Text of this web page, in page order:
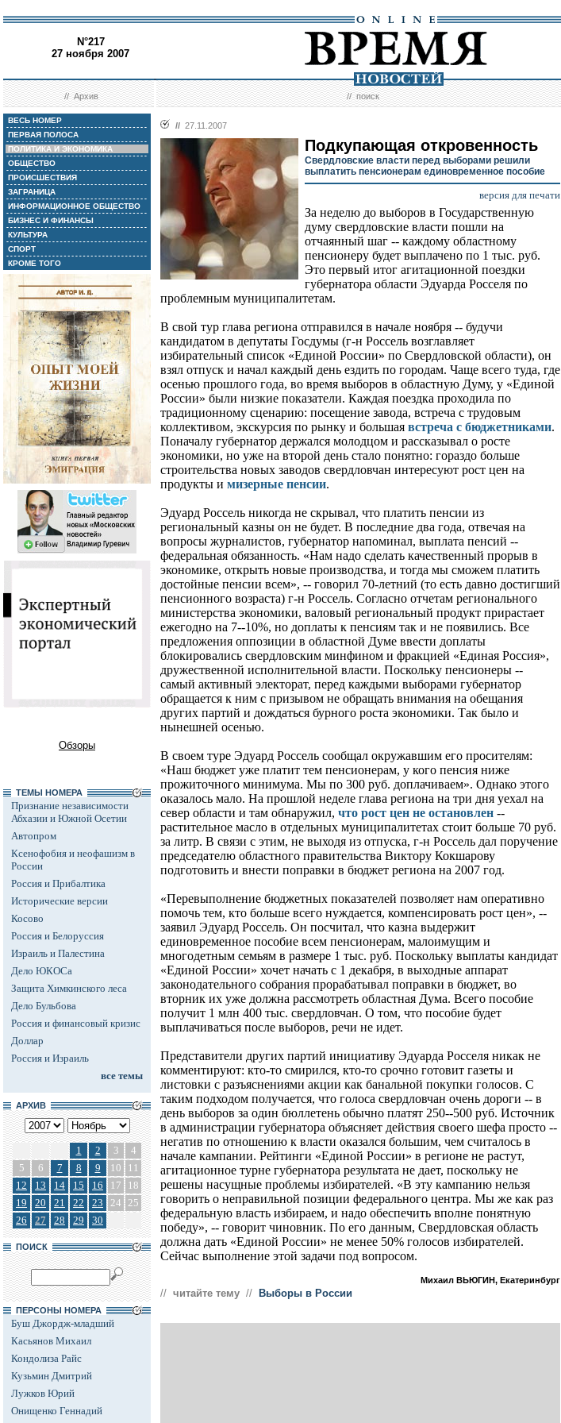
N°217
27 ноября 2007
//Архив //поиск
ВЕСЬ НОМЕР
ПЕРВАЯ ПОЛОСА
ПОЛИТИКА И ЭКОНОМИКА
ОБЩЕСТВО
ПРОИСШЕСТВИЯ
ЗАГРАНИЦА
ИНФОРМАЦИОННОЕ ОБЩЕСТВО
БИЗНЕС И ФИНАНСЫ
КУЛЬТУРА
СПОРТ
КРОМЕ ТОГО
Обзоры
ТЕМЫ НОМЕРА
Признание независимости
Абхазии и Южной Осетии
Автопром
Ксенофобия и неофашизм в
России
Россия и Прибалтика
Исторические версии
Косово
Россия и Белоруссия
Израиль и Палестина
Дело ЮКОСа
Защита Химкинского леса
Дело Бульбова
Россия и финансовый кризис
Доллар
Россия и Израиль
все темы
АРХИВ
1 2 3
4
5
6 7 8 9 10
11
12
13 14 15 16 17
18
19
20 21 22 23 24 25
26
27 28 29 30
ПОИСК
ПЕРСОНЫ НОМЕРА
Буш Джордж-младший
Касьянов Михаил
Кондолиза Райс
Кузьмин Дмитрий
Лужков Юрий
Онищенко Геннадий
// 27.11.2007
Подкупающая откровенность
Свердловские власти перед выборами решили
выплатить пенсионерам единовременное пособие
версия для печати
За неделю до выборов в Государственную
думу свердловские власти пошли на
отчаянный шаг -- каждому областному
пенсионеру будет выплачено по 1 тыс. руб.
Это первый итог агитационной поездки
губернатора области Эдуарда Росселя по
проблемным муниципалитетам.
В свой тур глава региона отправился в начале ноября -- будучи
кандидатом в депутаты Госдумы (г-н Россель возглавляет
избирательный список «Единой России» по Свердловской области), он
взял отпуск и начал каждый день ездить по городам. Чаще всего туда, где
осенью прошлого года, во время выборов в областную Думу, у «Единой
России» были низкие показатели. Каждая поездка проходила по
традиционному сценарию: посещение завода, встреча с трудовым
коллективом, экскурсия по рынку и большая встреча с бюджетниками.
Поначалу губернатор держался молодцом и рассказывал о росте
экономики, но уже на второй день стало понятно: гораздо больше
строительства новых заводов свердловчан интересуют рост цен на
продукты и мизерные пенсии.
Эдуард Россель никогда не скрывал, что платить пенсии из
региональный казны он не будет. В последние два года, отвечая на
вопросы журналистов, губернатор напоминал, выплата пенсий --
федеральная обязанность. «Нам надо сделать качественный прорыв в
экономике, открыть новые производства, и тогда мы сможем платить
достойные пенсии всем», -- говорил 70-летний (то есть давно достигший
пенсионного возраста) г-н Россель. Согласно отчетам регионального
министерства экономики, валовый региональный продукт прирастает
ежегодно на 7--10%, но доплаты к пенсиям так и не появились. Все
предложения оппозиции в областной Думе ввести доплаты
блокировались свердловским минфином и фракцией «Единая Россия»,
дружественной исполнительной власти. Поскольку пенсионеры --
самый активный электорат, перед каждыми выборами губернатор
обращается к ним с призывом не обращать внимания на обещания
других партий и дождаться бурного роста экономики. Так было и
нынешней осенью.
В своем туре Эдуард Россель сообщал окружавшим его просителям:
«Наш бюджет уже платит тем пенсионерам, у кого пенсия ниже
прожиточного минимума. Мы по 300 руб. доплачиваем». Однако этого
оказалось мало. На прошлой неделе глава региона на три дня уехал на
север области и там обнаружил, что рост цен не остановлен --
растительное масло в отдельных муниципалитетах стоит больше 70 руб.
за литр. В связи с этим, не выходя из отпуска, г-н Россель дал поручение
председателю областного правительства Виктору Кокшарову
подготовить и внести поправки в бюджет региона на 2007 год.
«Перевыполнение бюджетных показателей позволяет нам оперативно
помочь тем, кто больше всего нуждается, компенсировать рост цен», --
заявил Эдуард Россель. Он посчитал, что казна выдержит
единовременное пособие всем пенсионерам, малоимущим и
многодетным семьям в размере 1 тыс. руб. Поскольку выплаты кандидат
«Единой России» хочет начать с 1 декабря, в выходные аппарат
законодательного собрания прорабатывал поправки в бюджет, во
вторник их уже должна рассмотреть областная Дума. Всего пособие
получит 1 млн 400 тыс. свердловчан. О том, что пособие будет
выплачиваться после выборов, речи не идет.
Представители других партий инициативу Эдуарда Росселя никак не
комментируют: кто-то смирился, кто-то срочно готовит газеты и
листовки с разъяснениями акции как банальной покупки голосов. С
таким подходом получается, что голоса свердловчан очень дороги -- в
день выборов за один бюллетень обычно платят 250--500 руб. Источник
в администрации губернатора объясняет действия своего шефа просто --
негатив по отношению к власти оказался большим, чем считалось в
начале кампании. Рейтинги «Единой России» в регионе не растут,
агитационное турне губернатора результата не дает, поскольку не
решены насущные проблемы избирателей. «В эту кампанию нельзя
говорить о неправильной позиции федерального центра. Мы же как раз
федеральную власть избираем, и надо обеспечить вполне понятную
победу», -- говорит чиновник. По его данным, Свердловская область
должна дать «Единой России» не менее 50% голосов избирателей.
Сейчас выполнение этой задачи под вопросом.
Михаил ВЬЮГИН, Екатеринбург
// читайте тему // Выборы в России